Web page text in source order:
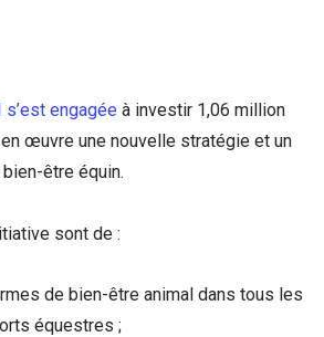
s’est engagée à investir 1,06 million
œuvre une nouvelle stratégie et un
être équin.
sont de :
de bien-être animal dans tous les
équestres ;